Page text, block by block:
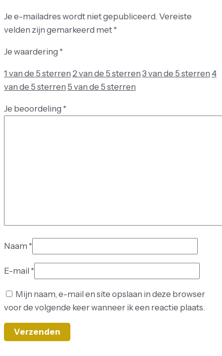
Je e-mailadres wordt niet gepubliceerd. Vereiste
velden zijn gemarkeerd met *
Je waardering *
1 van de 5 sterren 2 van de 5 sterren 3 van de 5 sterren 4
van de 5 sterren 5 van de 5 sterren
Je beoordeling *
Naam *
E-mail *
Mijn naam, e-mail en site opslaan in deze browser
voor de volgende keer wanneer ik een reactie plaats.